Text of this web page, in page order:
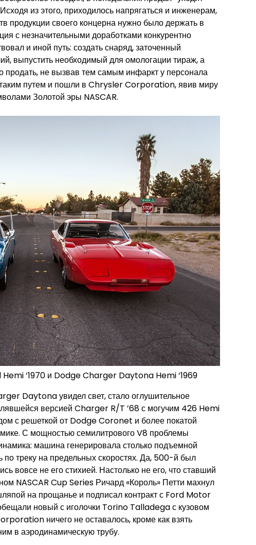
из этого, приходилось напрягаться и инженерам,
продукции своего концерна нужно было держать в
с незначительными доработками конкурентно
и иной путь: создать снаряд, заточенный
выпустить необходимый для омологации тираж, а
продать, не вызвав тем самым инфаркт у персонала
путем и пошли в Chrysler Corporation, явив миру
Золотой эры NASCAR.
‘1970 и Dodge Charger Daytona Hemi ‘1969
Daytona увидел свет, стало оглушительное
версией Charger R/T ’68 с могучим 426 Hemi
с решеткой от Dodge Coronet и более покатой
С мощностью семилитрового V8 проблемы
машина генерировала столько подъемной
по треку на предельных скоростях. Да, 500-й был
вовсе не его стихией. Настолько не его, что ставший
NASCAR Cup Series Ричард «Король» Петти махнул
на прощанье и подписал контракт с Ford Motor
новый с иголочки Torino Talladega с кузовом
ничего не оставалось, кроме как взять
в аэродинамическую трубу.